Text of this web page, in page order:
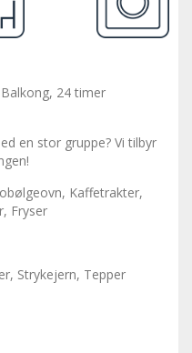
24 timer
en stor gruppe? Vi tilbyr
Kaffetrakter,
Fryser
Strykejern, Tepper